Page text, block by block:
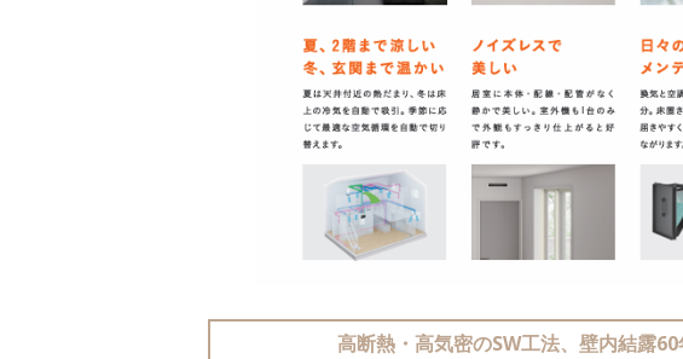
高断熱・高気密のSW工法、壁内結露60